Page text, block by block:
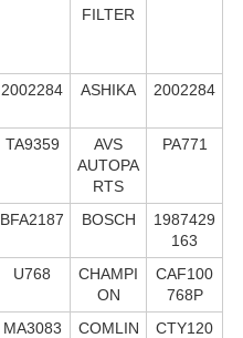
FILTER
2002284 ASHIKA 2002284
TA9359
AVS
AUTOPA
RTS
PA771
BFA2187 BOSCH
1987429
163
U768
CHAMPI
ON
CAF100
768P
MA3083
COMLIN
CTY120